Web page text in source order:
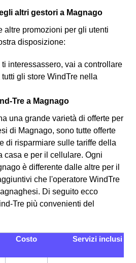
altri gestori a Magnago
altre promozioni per gli utenti
disposizione:
interessassero, vai a controllare
gli store WindTre nella
Tre a Magnago
una grande varietà di offerte per
di Magnago, sono tutte offerte
di risparmiare sulle tariffe della
casa e per il cellulare. Ogni
è differente dalle altre per il
che l'operatore WindTre
Di seguito ecco
Tre più convenienti del
Costo Servizi inclusi